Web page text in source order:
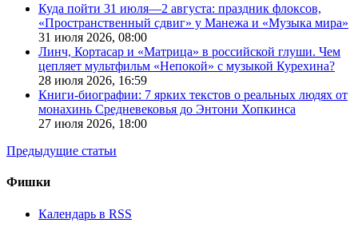
Куда пойти 31 июля—2 августа: праздник флоксов,
«Пространственный сдвиг» у Манежа и «Музыка мира»
31 июля 2026, 08:00
Линч, Кортасар и «Матрица» в российской глуши. Чем
цепляет мультфильм «Непокой» с музыкой Курехина?
28 июля 2026, 16:59
Книги-биографии: 7 ярких текстов о реальных людях от
монахинь Средневековья до Энтони Хопкинса
27 июля 2026, 18:00
Предыдущие статьи
Фишки
Календарь в RSS